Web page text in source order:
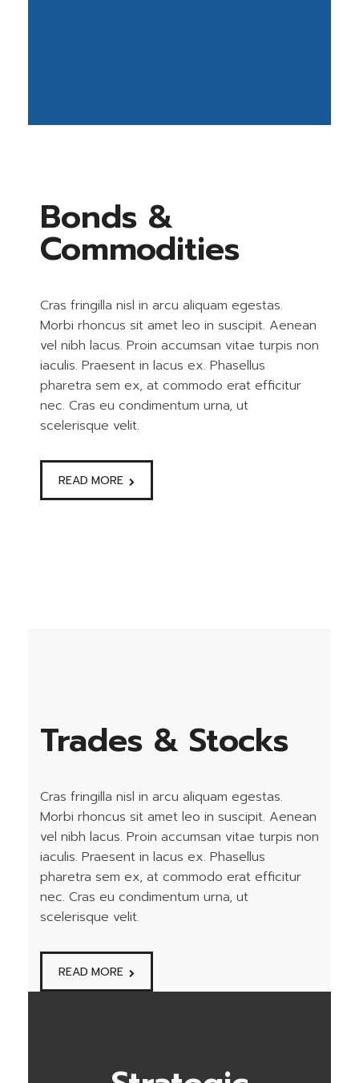
Bonds &
Commodities
Cras fringilla nisl in arcu aliquam egestas.
Morbi rhoncus sit amet leo in suscipit. Aenean
vel nibh lacus. Proin accumsan vitae turpis non
iaculis. Praesent in lacus ex. Phasellus
pharetra sem ex, at commodo erat efficitur
nec. Cras eu condimentum urna, ut
scelerisque velit.
READ MORE
Trades & Stocks
Cras fringilla nisl in arcu aliquam egestas.
Morbi rhoncus sit amet leo in suscipit. Aenean
vel nibh lacus. Proin accumsan vitae turpis non
iaculis. Praesent in lacus ex. Phasellus
pharetra sem ex, at commodo erat efficitur
nec. Cras eu condimentum urna, ut
scelerisque velit.
READ MORE